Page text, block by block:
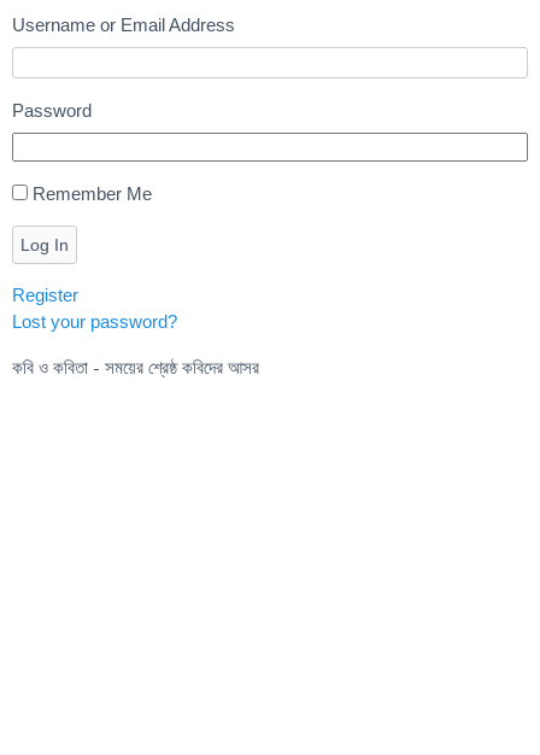
Username or Email Address
Password
Remember Me
Log In
Register
Lost your password?
কবি ও কবিতা - সময়ের শ্রেষ্ঠ কবিদের আসর